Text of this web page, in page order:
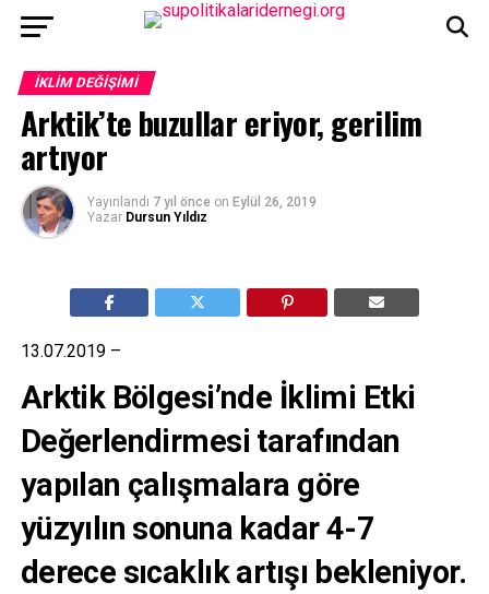
İKLIM DEĞIŞIMI
Arktik’te buzullar eriyor, gerilim
artıyor
Yayınlandı 7 yıl önce on Eylül 26, 2019
Yazar Dursun Yıldız
13.07.2019 –
Arktik Bölgesi’nde İklimi Etki
Değerlendirmesi tarafından
yapılan çalışmalara göre
yüzyılın sonuna kadar 4-7
derece sıcaklık artışı bekleniyor.